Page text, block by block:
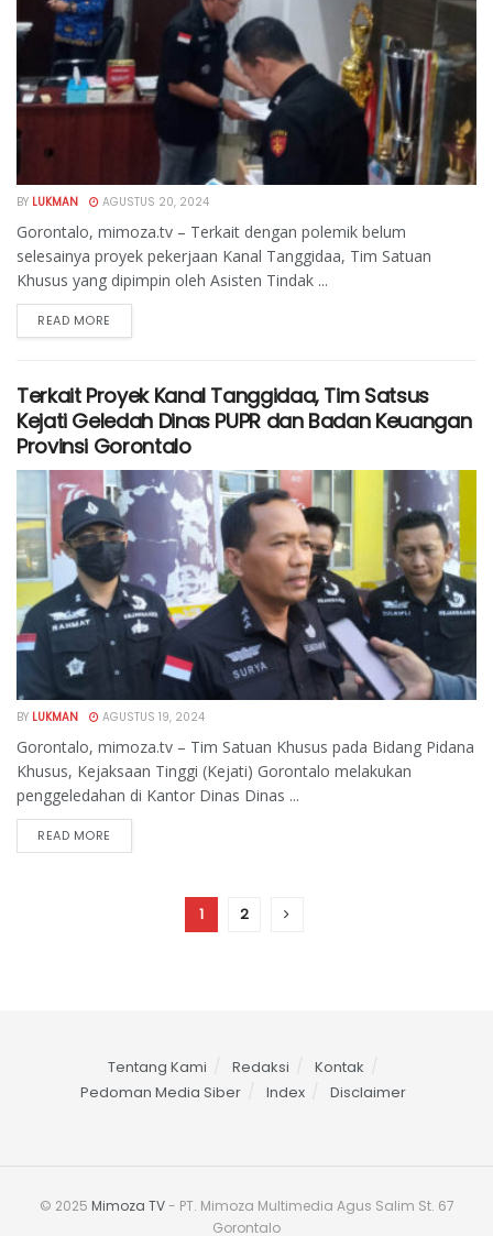
BY LUKMAN AGUSTUS 20, 2024
Gorontalo, mimoza.tv – Terkait dengan polemik belum
selesainya proyek pekerjaan Kanal Tanggidaa, Tim Satuan
Khusus yang dipimpin oleh Asisten Tindak ...
READ MORE
Terkait Proyek Kanal Tanggidaa, Tim Satsus
Kejati Geledah Dinas PUPR dan Badan Keuangan
Provinsi Gorontalo
BY LUKMAN AGUSTUS 19, 2024
Gorontalo, mimoza.tv – Tim Satuan Khusus pada Bidang Pidana
Khusus, Kejaksaan Tinggi (Kejati) Gorontalo melakukan
penggeledahan di Kantor Dinas Dinas ...
READ MORE
1 2
Tentang Kami Redaksi
Kontak
Pedoman Media Siber
Index Disclaimer
© 2025 Mimoza TV- PT. Mimoza Multimedia Agus Salim St. 67
Gorontalo